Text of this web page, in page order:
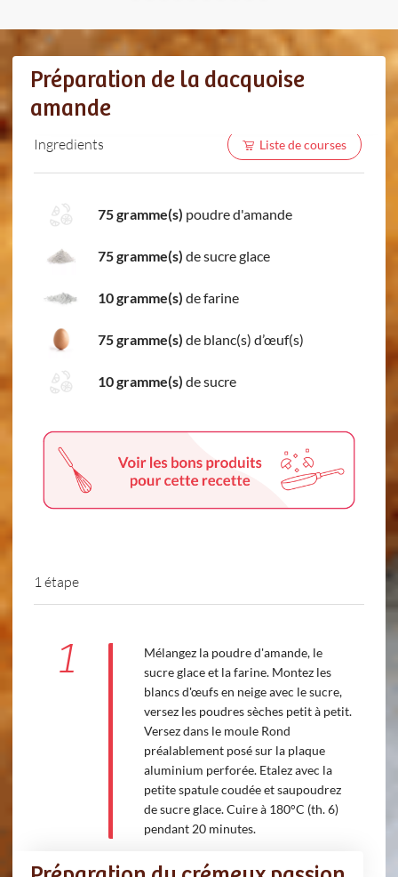
Préparation de la dacquoise
amande
Ingredients Liste de courses
75 gramme(s) poudre d'amande
75 gramme(s) de sucre glace
10 gramme(s) de farine
75 gramme(s) de blanc(s) d’œuf(s)
10 gramme(s) de sucre
1 étape
1
Mélangez la poudre d'amande, le
sucre glace et la farine. Montez les
blancs d'œufs en neige avec le sucre,
versez les poudres sèches petit à petit.
Versez dans le moule Rond
préalablement posé sur la plaque
aluminium perforée. Etalez avec la
petite spatule coudée et saupoudrez
de sucre glace. Cuire à 180°C (th. 6)
pendant 20 minutes.